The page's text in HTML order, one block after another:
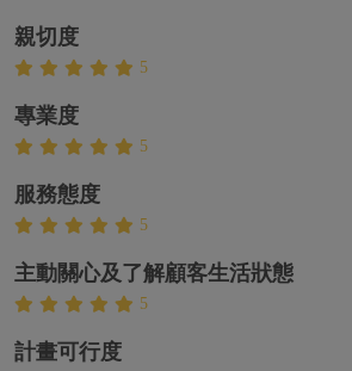
親切度
5
專業度
5
服務態度
5
主動關心及了解顧客生活狀態
5
計畫可行度